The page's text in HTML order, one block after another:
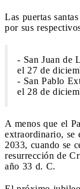
Las puertas
por sus
- San Juan de
el 27 de
- San Pablo
el 28 de
A menos que el
extraordinario, se
2033, cuando se
resurrección de
año 33 d. C.